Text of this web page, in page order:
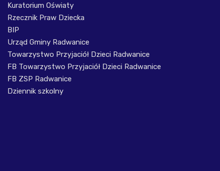
Kuratorium Oświaty
Rzecznik Praw Dziecka
BIP
Urząd Gminy Radwanice
Towarzystwo Przyjaciół Dzieci Radwanice
FB Towarzystwo Przyjaciół Dzieci Radwanice
FB ZSP Radwanice
Dziennik szkolny